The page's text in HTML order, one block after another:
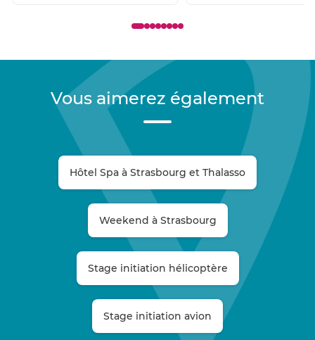
Vous aimerez également
Hôtel Spa à Strasbourg et Thalasso
Weekend à Strasbourg
Stage initiation hélicoptère
Stage initiation avion